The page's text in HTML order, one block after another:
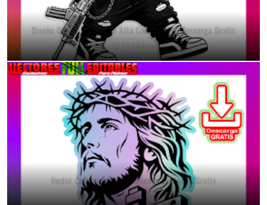
Diseño Conejo Urbano en Alta Calidad PNG Descarga Gratis
11:25 p.m.
Vector de Jesucristo Crucificado Descarga Gratis
10:42 a.m.